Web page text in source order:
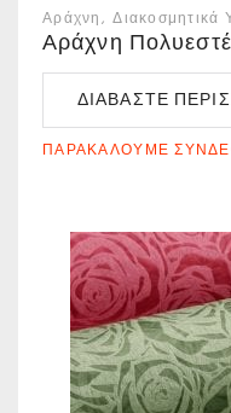
Αράχνη Διακοσμητικά
Αράχνη
ΔΙΑΒΆΣΤΕ
ΠΑΡΑΚΑΛΟΎΜΕ